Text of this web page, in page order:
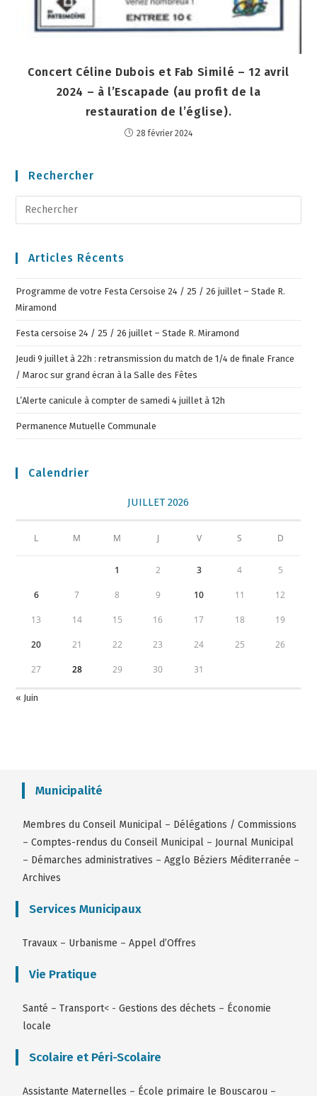
Concert Céline Dubois et Fab Similé – 12 avril
2024 – à l’Escapade (au profit de la
restauration de l’église).
28 février 2024
Rechercher
Articles Récents
Programme de votre Festa Cersoise 24 / 25 / 26 juillet – Stade R.
Miramond
Festa cersoise 24 / 25 / 26 juillet – Stade R. Miramond
Jeudi 9 juillet à 22h : retransmission du match de 1/4 de finale France
/ Maroc sur grand écran à la Salle des Fêtes
L’Alerte canicule à compter de samedi 4 juillet à 12h
Permanence Mutuelle Communale
Calendrier
JUILLET 2026
L M M J V S D
1 2 3 4 5
6 7 8 9 10 11 12
13 14 15 16 17 18 19
20 21 22 23 24 25 26
27 28 29 30 31
« Juin
Municipalité
Membres du Conseil Municipal – Délégations / Commissions
–Comptes-rendus du Conseil Municipal – Journal Municipal
– Démarches administratives –Agglo Béziers Méditerranée –
Archives
Services Municipaux
Travaux – Urbanisme –Appel d’Offres
Vie Pratique
Santé –Transport< -Gestions des déchets – Économie
locale
Scolaire et Péri-Scolaire
Assistante Maternelles – École primaire le Bouscarou –